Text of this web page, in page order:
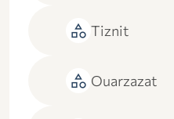
category Tiznit
category Ouarzazat